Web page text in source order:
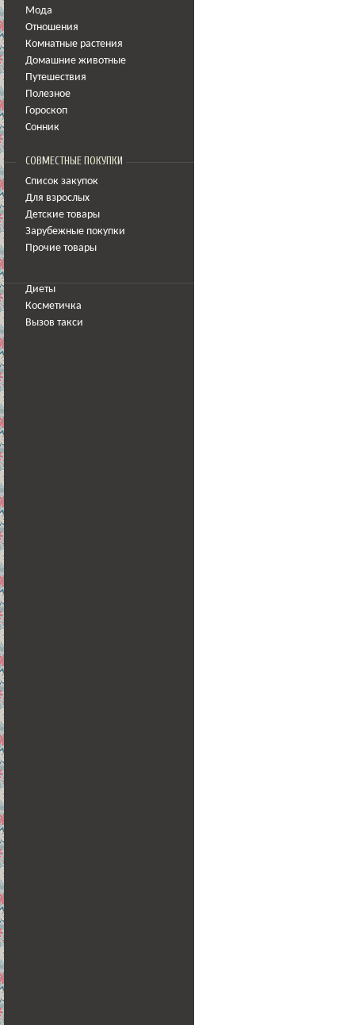
Мода
Отношения
Комнатные растения
Домашние животные
Путешествия
Полезное
Гороскоп
Сонник
СОВМЕСТНЫЕ ПОКУПКИ
Список закупок
Для взрослых
Детские товары
Зарубежные покупки
Прочие товары
Диеты
Косметичка
Вызов такси